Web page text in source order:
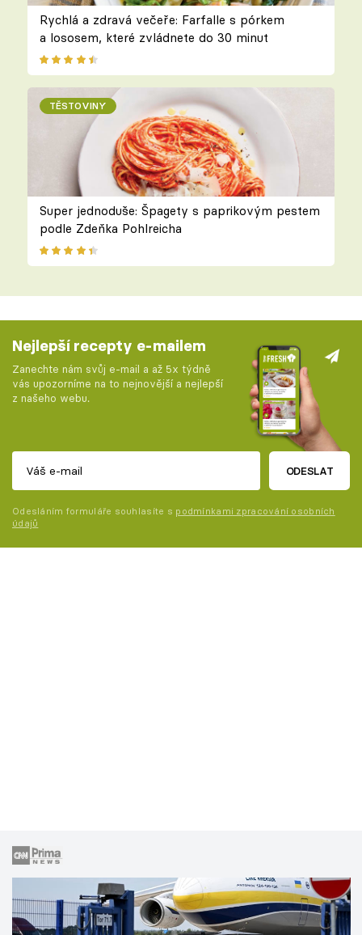
Rychlá a zdravá večeře: Farfalle s pórkem
a lososem, které zvládnete do 30 minut
TĚSTOVINY
Super jednoduše: Špagety s paprikovým pestem
podle Zdeňka Pohlreicha
Nejlepší recepty e-mailem
Zanechte nám svůj e-mail a až 5x týdně
vás upozorníme na to nejnovější a nejlepší
z našeho webu.
ODESLAT
Odesláním formuláře souhlasíte s podmínkami zpracování osobních
údajů